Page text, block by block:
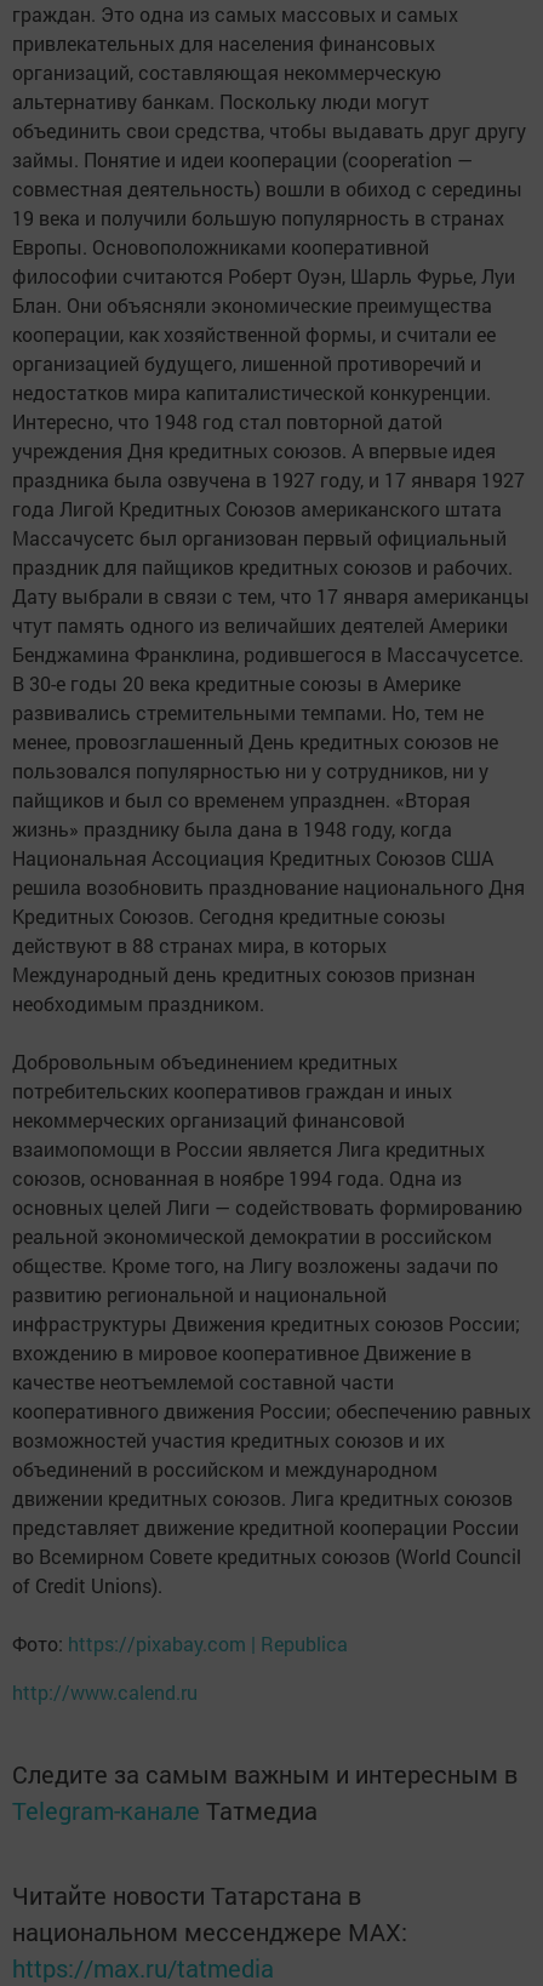
граждан. Это одна из самых массовых и самых
привлекательных для населения финансовых
организаций, составляющая некоммерческую
альтернативу банкам. Поскольку люди могут
объединить свои средства, чтобы выдавать друг другу
займы. Понятие и идеи кооперации (cooperation —
совместная деятельность) вошли в обиход с середины
19 века и получили большую популярность в странах
Европы. Основоположниками кооперативной
философии считаются Роберт Оуэн, Шарль Фурье, Луи
Блан. Они объясняли экономические преимущества
кооперации, как хозяйственной формы, и считали ее
организацией будущего, лишенной противоречий и
недостатков мира капиталистической конкуренции.
Интересно, что 1948 год стал повторной датой
учреждения Дня кредитных союзов. А впервые идея
праздника была озвучена в 1927 году, и 17 января 1927
года Лигой Кредитных Союзов американского штата
Массачусетс был организован первый официальный
праздник для пайщиков кредитных союзов и рабочих.
Дату выбрали в связи с тем, что 17 января американцы
чтут память одного из величайших деятелей Америки
Бенджамина Франклина, родившегося в Массачусетсе.
В 30-е годы 20 века кредитные союзы в Америке
развивались стремительными темпами. Но, тем не
менее, провозглашенный День кредитных союзов не
пользовался популярностью ни у сотрудников, ни у
пайщиков и был со временем упразднен. «Вторая
жизнь» празднику была дана в 1948 году, когда
Национальная Ассоциация Кредитных Союзов США
решила возобновить празднование национального Дня
Кредитных Союзов. Сегодня кредитные союзы
действуют в 88 странах мира, в которых
Международный день кредитных союзов признан
необходимым праздником.
Добровольным объединением кредитных
потребительских кооперативов граждан и иных
некоммерческих организаций финансовой
взаимопомощи в России является Лига кредитных
союзов, основанная в ноябре 1994 года. Одна из
основных целей Лиги — содействовать формированию
реальной экономической демократии в российском
обществе. Кроме того, на Лигу возложены задачи по
развитию региональной и национальной
инфраструктуры Движения кредитных союзов России;
вхождению в мировое кооперативное Движение в
качестве неотъемлемой составной части
кооперативного движения России; обеспечению равных
возможностей участия кредитных союзов и их
объединений в российском и международном
движении кредитных союзов. Лига кредитных союзов
представляет движение кредитной кооперации России
во Всемирном Совете кредитных союзов (World Council
of Credit Unions).
Фото: https://pixabay.com | Republica
http://www.calend.ru
Следите за самым важным и интересным в
Telegram-канале Татмедиа
Читайте новости Татарстана в
национальном мессенджере MАХ:
https://max.ru/tatmedia